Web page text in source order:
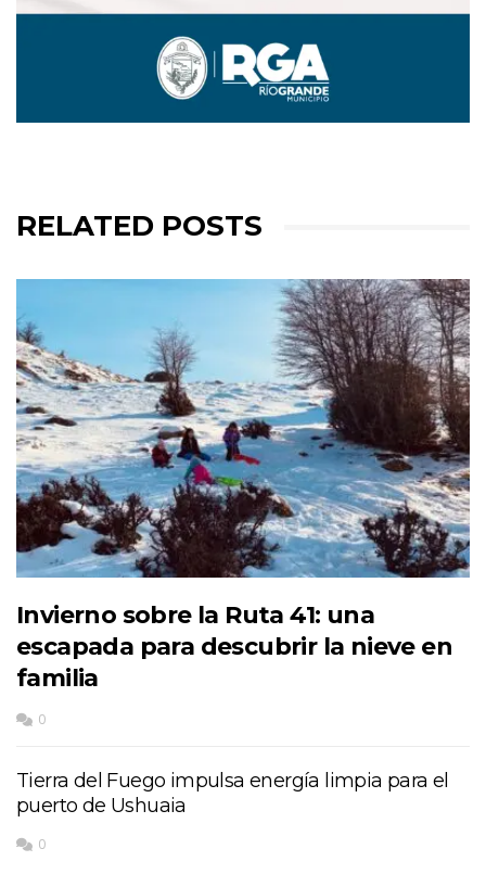
RELATED POSTS
Invierno sobre la Ruta 41: una
escapada para descubrir la nieve en
familia
0
Tierra del Fuego impulsa energía limpia para el
puerto de Ushuaia
0